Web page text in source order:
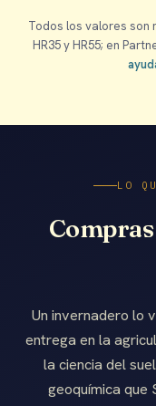
Todos los valores son
HR35 y HR55; en
LO
Un invernadero lo
entrega en la
la ciencia del
geoquímica que